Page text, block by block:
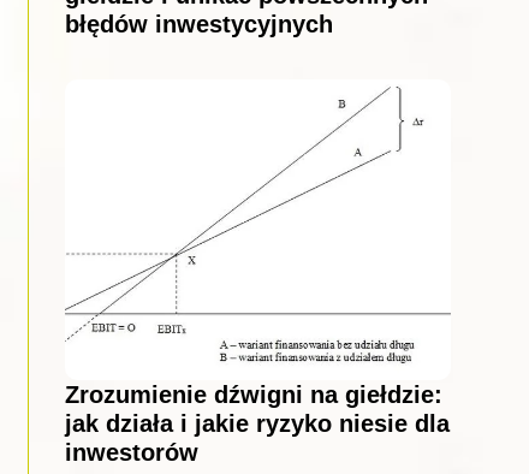
błędów inwestycyjnych
Zrozumienie dźwigni na giełdzie:
jak działa i jakie ryzyko niesie dla
inwestorów